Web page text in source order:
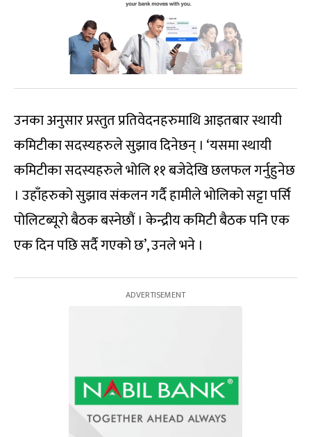
उनका अनुसार प्रस्तुत प्रतिवेदनहरुमाथि आइतबार स्थायी
कमिटीका सदस्यहरुले सुझाव दिनेछन् । ‘यसमा स्थायी
कमिटीका सदस्यहरुले भोलि ११ बजेदेखि छलफल गर्नुहुनेछ
। उहाँहरुको सुझाव संकलन गर्दै हामीले भोलिको सट्टा पर्सि
पोलिटब्यूरो बैठक बस्नेछौं । केन्द्रीय कमिटी बैठक पनि एक
एक दिन पछि सर्दै गएको छ’, उनले भने ।